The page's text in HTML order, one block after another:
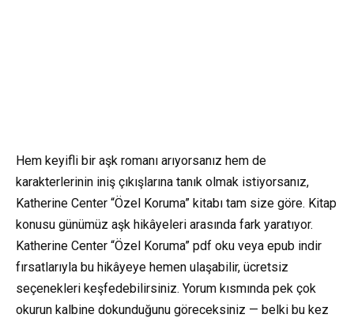
Hem keyifli bir aşk romanı arıyorsanız hem de
karakterlerinin iniş çıkışlarına tanık olmak istiyorsanız,
Katherine Center “Özel Koruma” kitabı tam size göre. Kitap
konusu günümüz aşk hikâyeleri arasında fark yaratıyor.
Katherine Center “Özel Koruma” pdf oku veya epub indir
fırsatlarıyla bu hikâyeye hemen ulaşabilir, ücretsiz
seçenekleri keşfedebilirsiniz. Yorum kısmında pek çok
okurun kalbine dokunduğunu göreceksiniz — belki bu kez